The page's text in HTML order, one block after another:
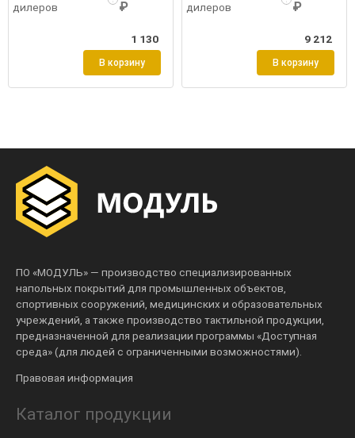
дилеров
₽
1 130
В корзину
дилеров
₽
9 212
В корзину
ПО «МОДУЛЬ» — производство специализированных
напольных покрытий для промышленных объектов,
спортивных сооружений, медицинских и образовательных
учреждений, а также производство тактильной продукции,
предназначенной для реализации программы «Доступная
среда» (для людей с ограниченными возможностями).
Правовая информация
Каталог продукции